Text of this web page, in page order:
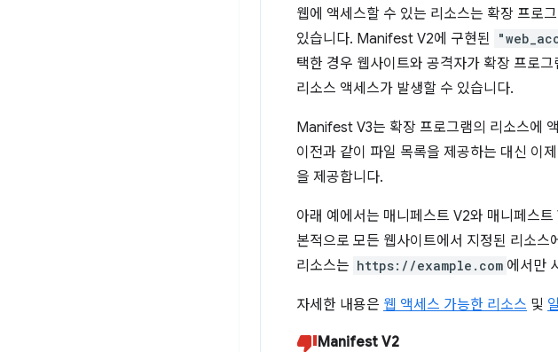
웹에 액세스할 수 있는 리소스는 확장 프로
있습니다. Manifest V2에 구현된
택한 경우 웹사이트와 공격자가 확장 프로
리소스 액세스가 발생할 수 있습니다.
Manifest V3는 확장 프로그램의 리소스에
이전과 같이 파일 목록을 제공하는 대신 이
을 제공합니다.
아래 예에서는 매니페스트 V2와 매니페스
본적으로 모든 웹사이트에서 지정된 리소
리소스는 https://example.com 에서만
자세한 내용은 웹 액세스 가능한 리소스 및
Manifest V2